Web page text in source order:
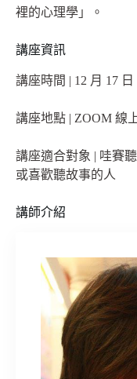
裡的心理學」。
講座資訊
講座時間 | 12 月 17
講座地點 | ZOOM 線
講座適合對象 | 哇賽
或喜歡聽故事的人
講師介紹